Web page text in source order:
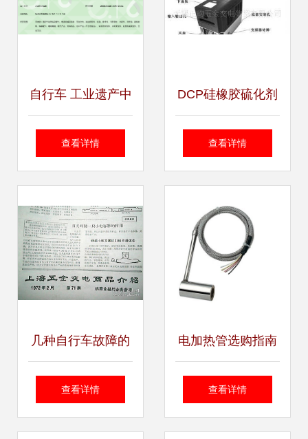
自行车 工业遗产中
的轻盈身影——以
动设备为鉴
查看详情
DCP硅橡胶硫化剂
市场价格走势与优
工厂网产品信息库
查看详情
几种自行车故障的
应急处理办法参考
查看详情
电加热管选购指南
北京基世林业五金
查看详情